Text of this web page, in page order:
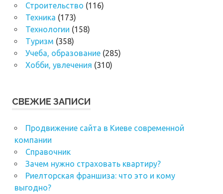
Строительство (116)
Техника (173)
Технологии (158)
Туризм (358)
Учеба, образование(285)
Хобби, увлечения (310)
СВЕЖИЕ ЗАПИСИ
Продвижение сайта в Киеве современной
компании
Справочник
Зачем нужно страховать квартиру?
Риелторская франшиза: что это и кому
выгодно?